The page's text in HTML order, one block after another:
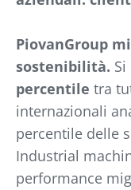
PiovanGroup
sostenibilità.
percentile tra
internazionali
percentile delle
Industrial
performance